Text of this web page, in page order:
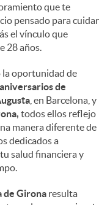
que te
pensado para cuidar
el vínculo que
28 años.
la oportunidad de
aniversarios de
, en Barcelona, y
todos ellos reflejo
manera diferente de
dedicados a
salud financiera y
de Girona resulta